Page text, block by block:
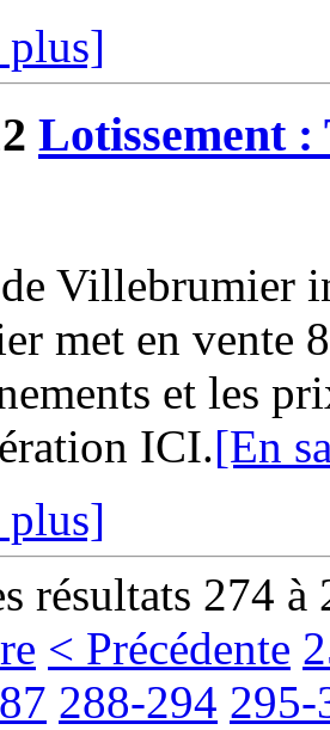
Lotissement
Villebrumier
met en vente
et les
ICI.[En
résultats 274 à
< Précédente
288-294 295-